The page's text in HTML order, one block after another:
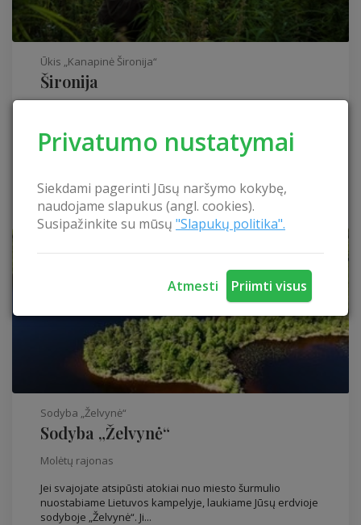
Privatumo nustatymai
Siekdami pagerinti Jūsų naršymo kokybę,
naudojame slapukus (angl. cookies).
Susipažinkite su mūsų "Slapukų politika".
Atmesti Priimti visus
Ūkis „Kanapinė Šironija“
Šironija
Šironija – kitoks poilsis kaime! Ar pavargote nuo miesto
šurmulio, įtempto darbo? O gal pasiilgote nuoširdaus ir...
Miegamų vietų: 8
Sodyba „Želvynė“
Sodyba „Želvynė“
Molėtų rajonas
Jei svajojate atsipūsti atokiai nuo miesto šurmulio
nuostabiame Lietuvos kampelyje, laukiame Jūsų erdvioje
sodyboje „Želvynė“. Ji...